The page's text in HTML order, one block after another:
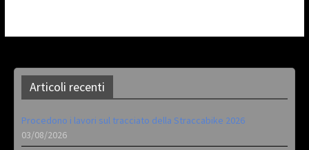
Articoli recenti
Procedono i lavori sul tracciato della Straccabike 2026
03/08/2026